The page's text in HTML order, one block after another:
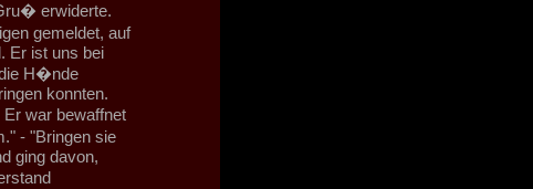
erwiderte.
gemeldet, auf
Er ist uns bei
H�nde
konnten.
war bewaffnet
- "Bringen sie
ging davon,